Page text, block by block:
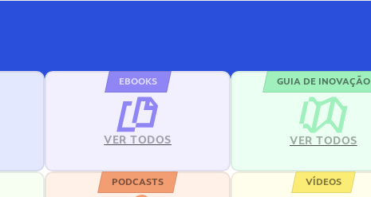
EBOOKS
VER TODOS
GUIA DE INOVAÇÃO
VER TODOS
PODCASTS VÍDEOS